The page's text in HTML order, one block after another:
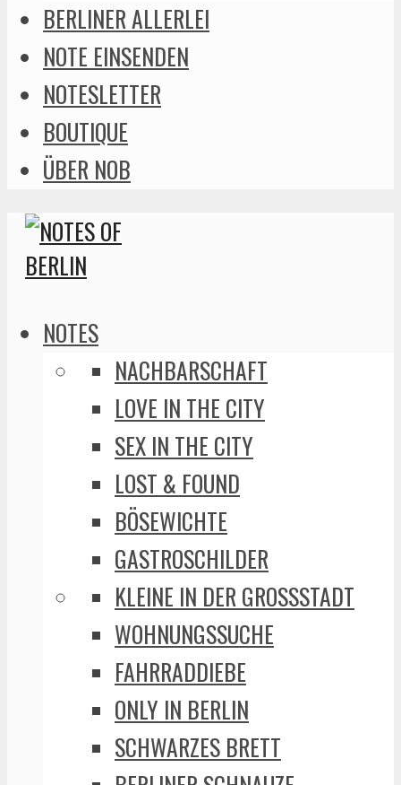
BERLINER ALLERLEI
NOTE EINSENDEN
NOTESLETTER
BOUTIQUE
ÜBER NOB
NOTES
NACHBARSCHAFT
LOVE IN THE CITY
SEX IN THE CITY
LOST & FOUND
BÖSEWICHTE
GASTROSCHILDER
KLEINE IN DER GROSSSTADT
WOHNUNGSSUCHE
FAHRRADDIEBE
ONLY IN BERLIN
SCHWARZES BRETT